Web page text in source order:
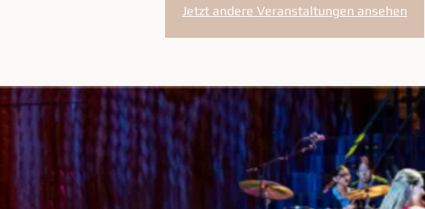
Jetzt andere Veranstaltungen ansehen